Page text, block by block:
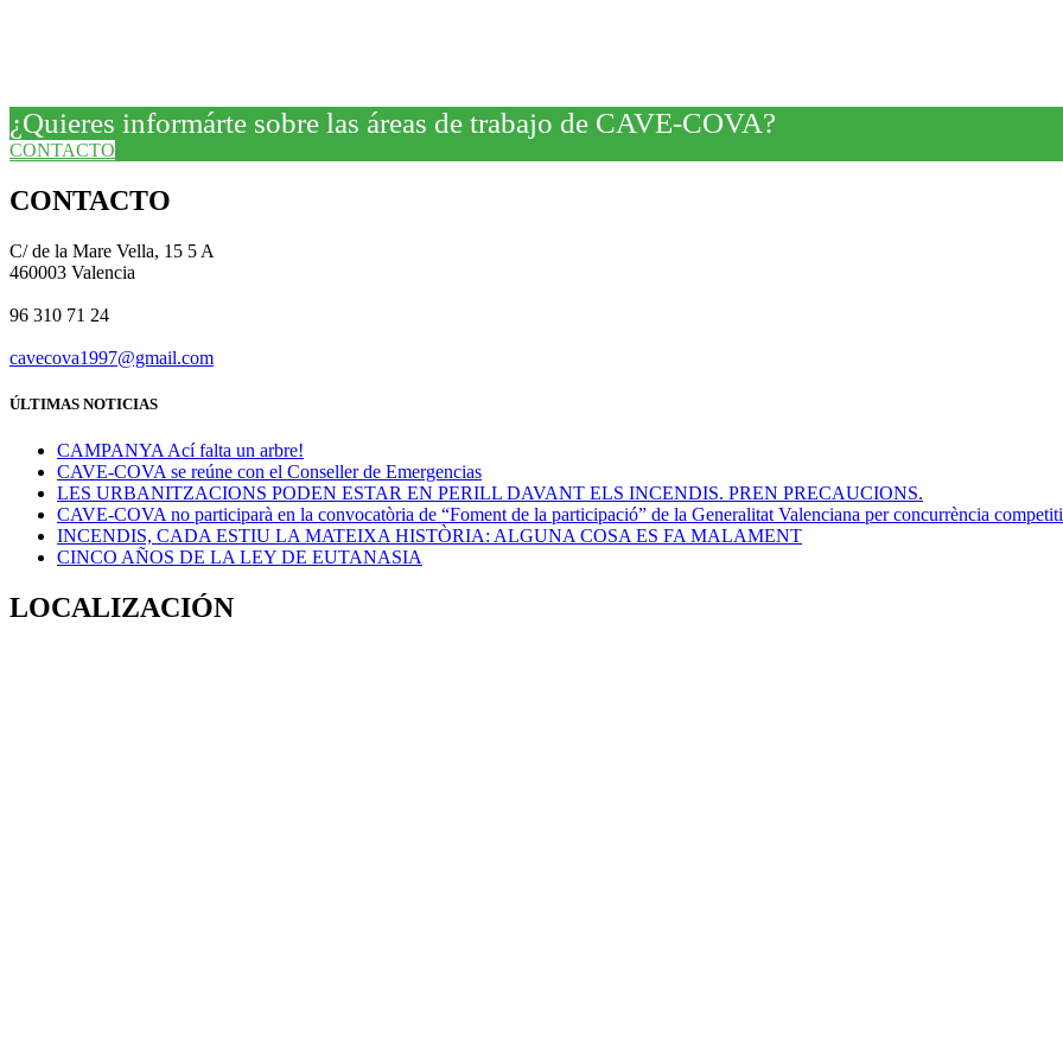
¿Quieres informárte sobre las áreas de trabajo de CAVE-COVA?
CONTACTO
CONTACTO
C/ de la Mare Vella, 15 5 A
460003 Valencia
96 310 71 24
cavecova1997@gmail.com
ÚLTIMAS NOTICIAS
CAMPANYA Ací falta un arbre!
CAVE-COVA se reúne con el Conseller de Emergencias
LES URBANITZACIONS PODEN ESTAR EN PERILL DAVANT ELS INCENDIS. PREN PRECAUCIONS.
CAVE-COVA no participarà en la convocatòria de “Foment de la participació” de la Generalitat Valenciana per concurrència
INCENDIS, CADA ESTIU LA MATEIXA HISTÒRIA: ALGUNA COSA ES FA MALAMENT
CINCO AÑOS DE LA LEY DE EUTANASIA
LOCALIZACIÓN